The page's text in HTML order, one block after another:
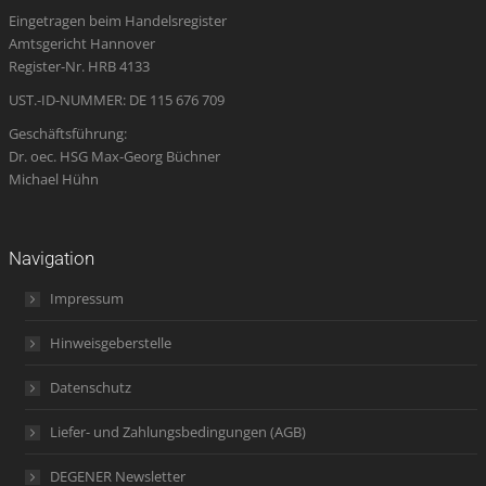
new
window
new
window
new
window
in
new
new
Eingetragen beim Handelsregister
Amtsgericht Hannover
Register-Nr. HRB 4133
UST.-ID-NUMMER: DE 115 676 709
Geschäftsführung:
Dr. oec. HSG Max-Georg Büchner
Michael Hühn
Navigation
Impressum
Hinweisgeberstelle
Datenschutz
Liefer- und Zahlungsbedingungen (AGB)
DEGENER Newsletter